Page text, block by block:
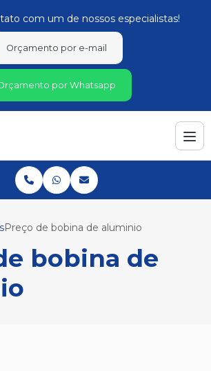
com um de nossos especialistas!
Orçamento por e-mail
por Whatsapp
Preço de bobina de aluminio
bobina de